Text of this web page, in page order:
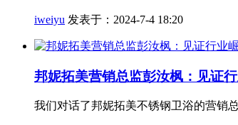
iweiyu 发表于：2024-7-4 18:20
邦妮拓美营销总监彭汝枫：见证
我们对话了邦妮拓美不锈钢卫浴的营销